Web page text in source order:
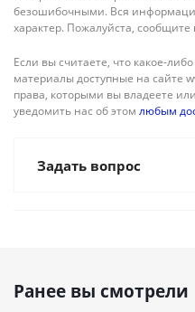
безошибочными. Вся
характер. Пожалуйста,
Если вы считаете, что какое-
материалы доступные на сайте
права, которыми вы владеете
уведомить нас об этом любым
Задать вопрос
Ранее вы смотрели